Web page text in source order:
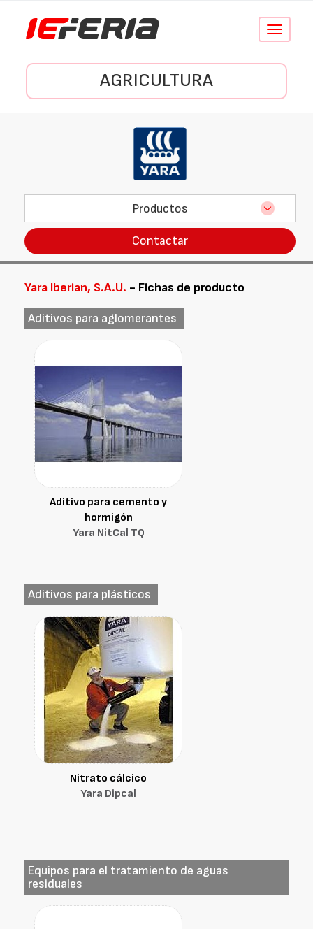
Conmutar
AGRICULTURA
Productos
Contactar
Yara Iberian, S.A.U. - Fichas de producto
Aditivos para aglomerantes
Aditivo para cemento y
hormigón
Yara NitCal TQ
Aditivos para plásticos
Nitrato cálcico
Yara Dipcal
Equipos para el tratamiento de aguas
residuales